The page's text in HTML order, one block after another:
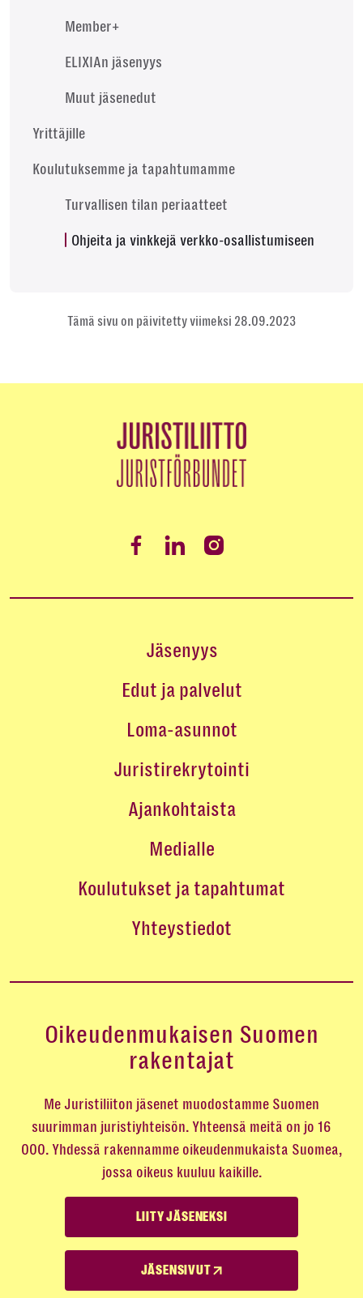
Member+
ELIXIAn jäsenyys
Muut jäsenedut
Yrittäjille
Koulutuksemme ja tapahtumamme
Turvallisen tilan periaatteet
Ohjeita ja vinkkejä verkko-osallistumiseen
Tämä sivu on päivitetty viimeksi 28.09.2023
Jäsenyys
Edut ja palvelut
Loma-asunnot
Juristirekrytointi
Ajankohtaista
Medialle
Koulutukset ja tapahtumat
Yhteystiedot
Oikeudenmukaisen Suomen
rakentajat
Me Juristiliiton jäsenet muodostamme Suomen
suurimman juristiyhteisön. Yhteensä meitä on jo 16
000. Yhdessä rakennamme oikeudenmukaista Suomea,
jossa oikeus kuuluu kaikille.
LIITY JÄSENEKSI
JÄSENSIVUT